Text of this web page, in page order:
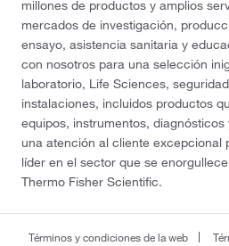
millones de productos y amplios
mercados de investigación,
ensayo, asistencia sanitaria y
con nosotros para una selección
laboratorio, Life Sciences,
instalaciones, incluidos productos
equipos, instrumentos,
una atención al cliente excepcional
líder en el sector que se
Thermo Fisher Scientific.
Términos y condiciones de la web